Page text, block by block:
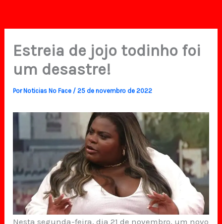
Estreia de jojo todinho foi
um desastre!
PorNoticias No Face /25 de novembro de 2022
Nesta segunda-feira, dia 21 de novembro, um novo